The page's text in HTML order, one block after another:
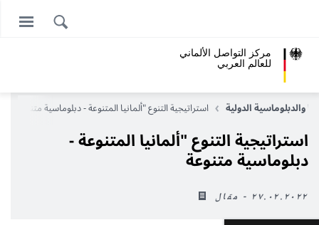
مركز التواصل الألماني
للعالم العربي
والدبلوماسية الدولية استراتيجية التنوع "ألمانيا المتنوعة - دبلوماسية متنوعة
استراتيجية التنوع "ألمانيا المتنوعة -
دبلوماسية متنوعة
٢٧.٠٢.٢٠٢٢ - مقال